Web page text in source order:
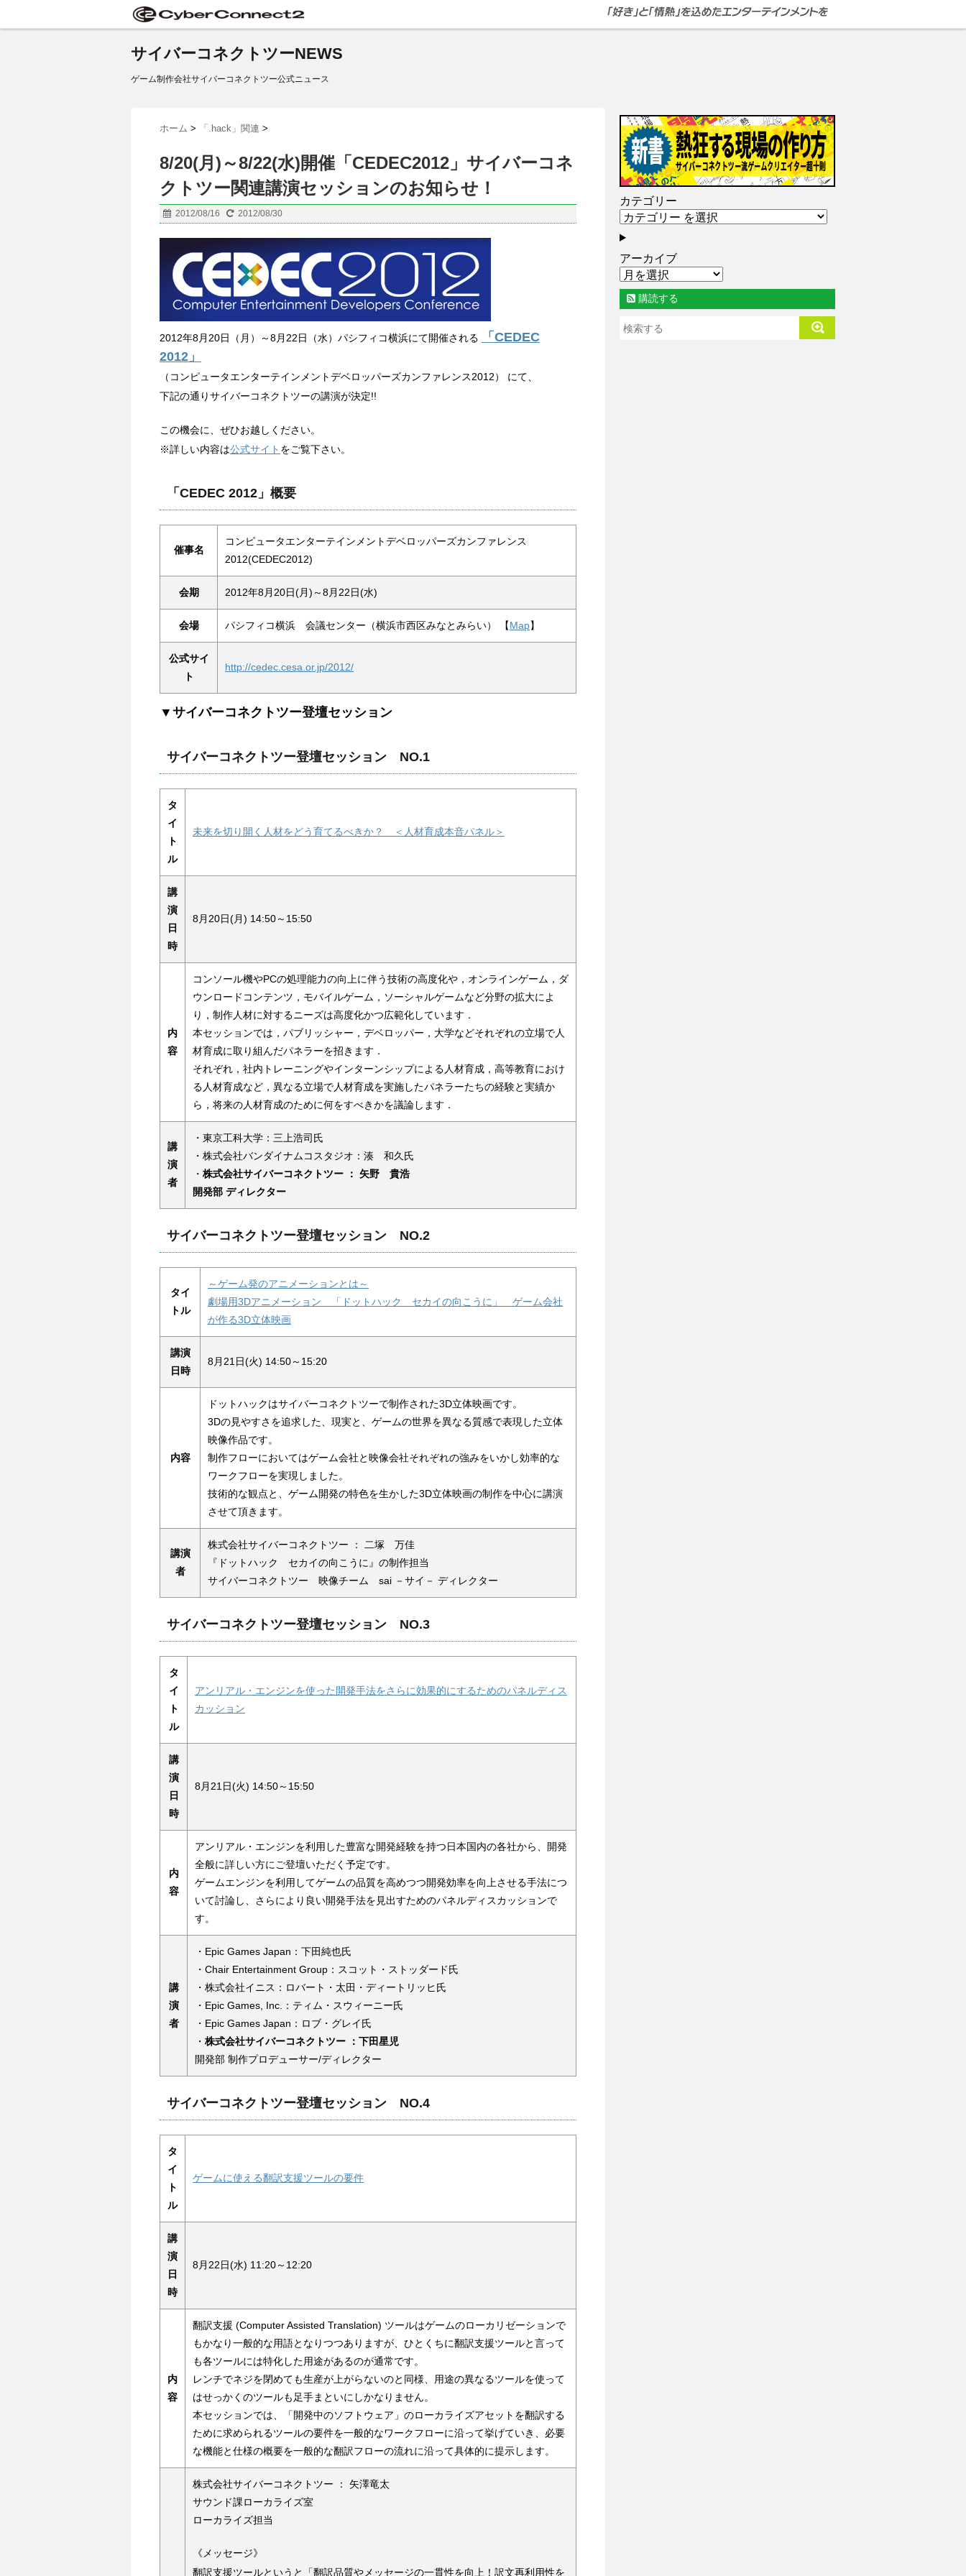
サイバーコネクトツーNEWS
ゲーム制作会社サイバーコネクトツー公式ニュース
ホーム > 「.hack」関連 >
8/20(月)～8/22(水)開催「CEDEC2012」サイバーコネ
クトツー関連講演セッションのお知らせ！
2012/08/16 2012/08/30
2012年8月20日（月）～8月22日（水）パシフィコ横浜にて開催される
「CEDEC
2012」
（コンピュータエンターテインメントデベロッパーズカンファレンス2012） にて、
下記の通りサイバーコネクトツーの講演が決定!!
この機会に、ぜひお越しください。
※詳しい内容は公式サイト をご覧下さい。
「CEDEC 2012」概要
催事名
コンピュータエンターテインメントデベロッパーズカンファレンス
2012(CEDEC2012)
会期 2012年8月20日(月)～8月22日(水)
会場 パシフィコ横浜 会議センター（横浜市西区みなとみらい） 【Map】
公式サイ
ト
http://cedec.cesa.or.jp/2012/
▼サイバーコネクトツー登壇セッション
サイバーコネクトツー登壇セッション NO.1
タ
イ
ト
ル
未来を切り開く人材をどう育てるべきか？ ＜人材育成本音パネル＞
講
演
日
時
8月20日(月) 14:50～15:50
内
容
コンソール機やPCの処理能力の向上に伴う技術の高度化や，オンラインゲーム，ダ
ウンロードコンテンツ，モバイルゲーム，ソーシャルゲームなど分野の拡大によ
り，制作人材に対するニーズは高度化かつ広範化しています．
本セッションでは，パブリッシャー，デベロッパー，大学などそれぞれの立場で人
材育成に取り組んだパネラーを招きます．
それぞれ，社内トレーニングやインターンシップによる人材育成，高等教育におけ
る人材育成など，異なる立場で人材育成を実施したパネラーたちの経験と実績か
ら，将来の人材育成のために何をすべきかを議論します．
講
演
者
・東京工科大学：三上浩司氏
・株式会社バンダイナムコスタジオ：湊 和久氏
・ 株式会社サイバーコネクトツー ： 矢野 貴浩
開発部 ディレクター
サイバーコネクトツー登壇セッション NO.2
タイ
トル
～ゲーム発のアニメーションとは～
劇場用3Dアニメーション 「ドットハック セカイの向こうに」 ゲーム会社
が作る3D立体映画
講演
日時
8月21日(火) 14:50～15:20
内容
ドットハックはサイバーコネクトツーで制作された3D立体映画です。
3Dの見やすさを追求した、現実と、ゲームの世界を異なる質感で表現した立体
映像作品です。
制作フローにおいてはゲーム会社と映像会社それぞれの強みをいかし効率的な
ワークフローを実現しました。
技術的な観点と、ゲーム開発の特色を生かした3D立体映画の制作を中心に講演
させて頂きます。
講演
者
株式会社サイバーコネクトツー ： 二塚 万佳
『ドットハック セカイの向こうに』の制作担当
サイバーコネクトツー 映像チーム sai －サイ－ ディレクター
サイバーコネクトツー登壇セッション NO.3
タ
イ
ト
ル
アンリアル・エンジンを使った開発手法をさらに効果的にするためのパネルディス
カッション
講
演
日
時
8月21日(火) 14:50～15:50
内
容
アンリアル・エンジンを利用した豊富な開発経験を持つ日本国内の各社から、開発
全般に詳しい方にご登壇いただく予定です。
ゲームエンジンを利用してゲームの品質を高めつつ開発効率を向上させる手法につ
いて討論し、さらにより良い開発手法を見出すためのパネルディスカッションで
す。
講
演
者
・Epic Games Japan：下田純也氏
・Chair Entertainment Group：スコット・ストッダード氏
・株式会社イニス：ロバート・太田・ディートリッヒ氏
・Epic Games, Inc.：ティム・スウィーニー氏
・Epic Games Japan：ロブ・グレイ氏
・ 株式会社サイバーコネクトツー ：下田星児
開発部 制作プロデューサー/ディレクター
サイバーコネクトツー登壇セッション NO.4
タ
イ
ト
ル
ゲームに使える翻訳支援ツールの要件
講
演
日
時
8月22日(水) 11:20～12:20
内
容
翻訳支援 (Computer Assisted Translation) ツールはゲームのローカリゼーションで
もかなり一般的な用語となりつつありますが、ひとくちに翻訳支援ツールと言って
も各ツールには特化した用途があるのが通常です。
レンチでネジを閉めても生産が上がらないのと同様、用途の異なるツールを使って
はせっかくのツールも足手まといにしかなりません。
本セッションでは、「開発中のソフトウェア」のローカライズアセットを翻訳する
ために求められるツールの要件を一般的なワークフローに沿って挙げていき、必要
な機能と仕様の概要を一般的な翻訳フローの流れに沿って具体的に提示します。
株式会社サイバーコネクトツー ： 矢澤竜太
サウンド課ローカライズ室
ローカライズ担当
《メッセージ》
翻訳支援ツールというと「翻訳品質やメッセージの一貫性を向上！訳文再利用性を
カテゴリー
アーカイブ
購読する